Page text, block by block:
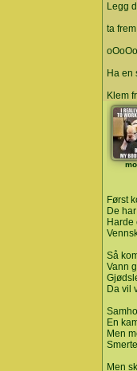
Legg
ta
Ha en
Klem
Først
De
Harde
Så
Vann
Da vil
En
Men
Men